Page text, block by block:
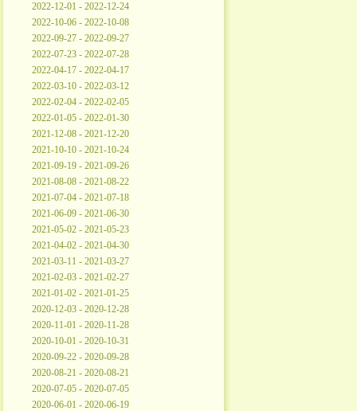
2022-12-01 - 2022-12-24
2022-10-06 - 2022-10-08
2022-09-27 - 2022-09-27
2022-07-23 - 2022-07-28
2022-04-17 - 2022-04-17
2022-03-10 - 2022-03-12
2022-02-04 - 2022-02-05
2022-01-05 - 2022-01-30
2021-12-08 - 2021-12-20
2021-10-10 - 2021-10-24
2021-09-19 - 2021-09-26
2021-08-08 - 2021-08-22
2021-07-04 - 2021-07-18
2021-06-09 - 2021-06-30
2021-05-02 - 2021-05-23
2021-04-02 - 2021-04-30
2021-03-11 - 2021-03-27
2021-02-03 - 2021-02-27
2021-01-02 - 2021-01-25
2020-12-03 - 2020-12-28
2020-11-01 - 2020-11-28
2020-10-01 - 2020-10-31
2020-09-22 - 2020-09-28
2020-08-21 - 2020-08-21
2020-07-05 - 2020-07-05
2020-06-01 - 2020-06-19